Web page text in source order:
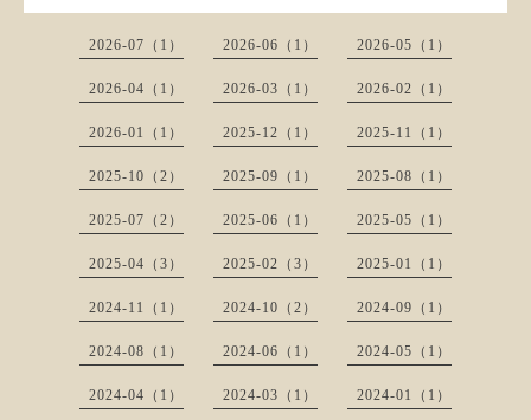
2026-07（1） 2026-06（1） 2026-05（1）
2026-04（1） 2026-03（1） 2026-02（1）
2026-01（1） 2025-12（1） 2025-11（1）
2025-10（2） 2025-09（1） 2025-08（1）
2025-07（2） 2025-06（1） 2025-05（1）
2025-04（3） 2025-02（3） 2025-01（1）
2024-11（1） 2024-10（2） 2024-09（1）
2024-08（1） 2024-06（1） 2024-05（1）
2024-04（1） 2024-03（1） 2024-01（1）